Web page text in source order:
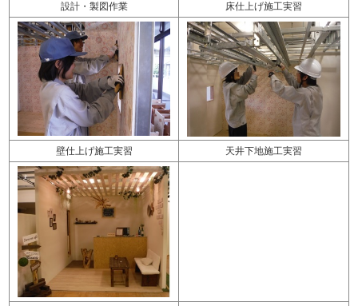
設計・製図作業 床仕上げ施工実習
壁仕上げ施工実習 天井下地施工実習